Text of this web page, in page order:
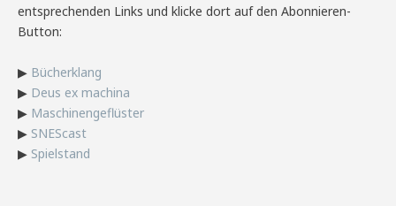
entsprechenden Links und klicke dort auf den Abonnieren-
Button:
▶ Bücherklang
▶ Deus ex machina
▶ Maschinengeflüster
▶ SNEScast
▶ Spielstand